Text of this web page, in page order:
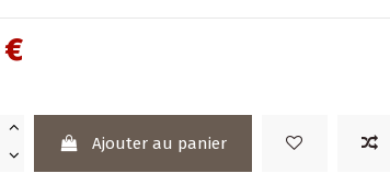
Ajouter au panier